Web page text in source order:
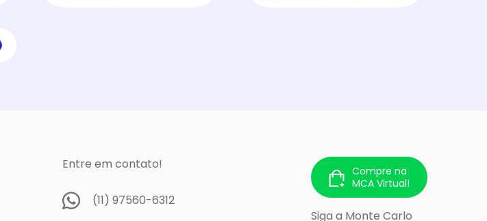
Entre em contato!
(11) 97560-6312
Compre na
MCA Virtual!
Siga a Monte Carlo